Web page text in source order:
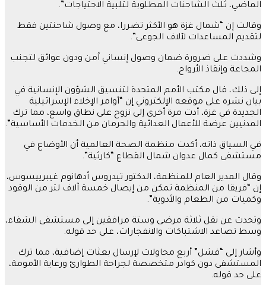
الماضي، ثلث الشاحنات المطلوبة لتلبية الاحتياجات”.
وقالت إن “شمال غزة هو الأكثر تضررا، مع وصول شاحنتين فقط
لتقديم المساعدات لآلاف الجوعى”.
وشددت على ضرورة ضمان وصول إنساني آمن ودون عوائق لتجنب
المجاعة وإنقاذ الأرواح.
إلى ذلك، قال مكتب الأمم المتحدة لتنسيق الشؤون الإنسانية في
بيان نشره على موقعه الإلكتروني إن “أوامر الإخلاء الإسرائيلية
الجديدة في غزة، أدت مرة أخرى إلى نزوح على نطاق واسع، مما ترك
المدنيين عرضة للأعمال العدائية والحرمان من الخدمات الأساسية”.
في السياق ذاته، أكدت منظمة الصحة العالمية أن الأوضاع في
مستشفى كمال عدوان شمال القطاع “كارثية”.
وقال المدير العام للمنظمة، الدكتور تيدروس أدهانوم غيبرييسوس،
إن “فريقا من المنظمة تمكن من إيصال خمسة آلاف لتر من الوقود
وكميات من الطعام والأدوية”.
وتحدث عن نقل ثلاثة مرضى وستة مرافقين إلى مستشفى الشفاء،
وسط تصاعد الاشتباكات والانفجارات، على حد قوله.
وأشار إلى “فشل” أربع محاولات لإرسال بعثات إضافية، مما ترك
المستشفى دون كوادر متخصصة لجراحة الطوارئ ورعاية الأمومة،
على حد قوله.